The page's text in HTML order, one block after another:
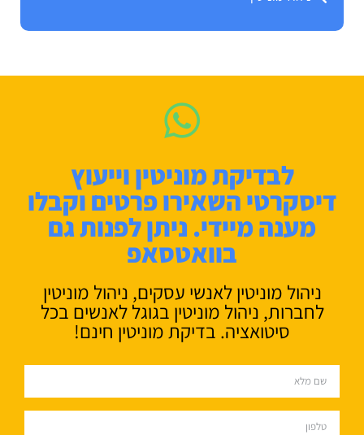
לבדיקת מוניטין וייעוץ
דיסקרטי השאירו פרטים וקבלו
מענה מיידי. ניתן לפנות גם
בוואטסאפ
ניהול מוניטין לאנשי עסקים, ניהול מוניטין
לחברות, ניהול מוניטין בגוגל לאנשים בכל
סיטואציה. בדיקת מוניטין חינם!